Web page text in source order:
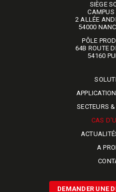
SIÈGE
​​​​​​​CAMPUS
2 ALLÉE
54000
PÔLE
64B ROUTE
​​​​​​​54160
SECTEURS
CAS
A
DEMANDER UNE